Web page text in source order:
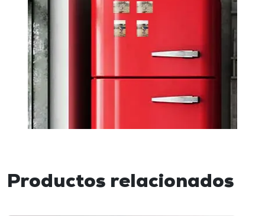
Productos relacionados